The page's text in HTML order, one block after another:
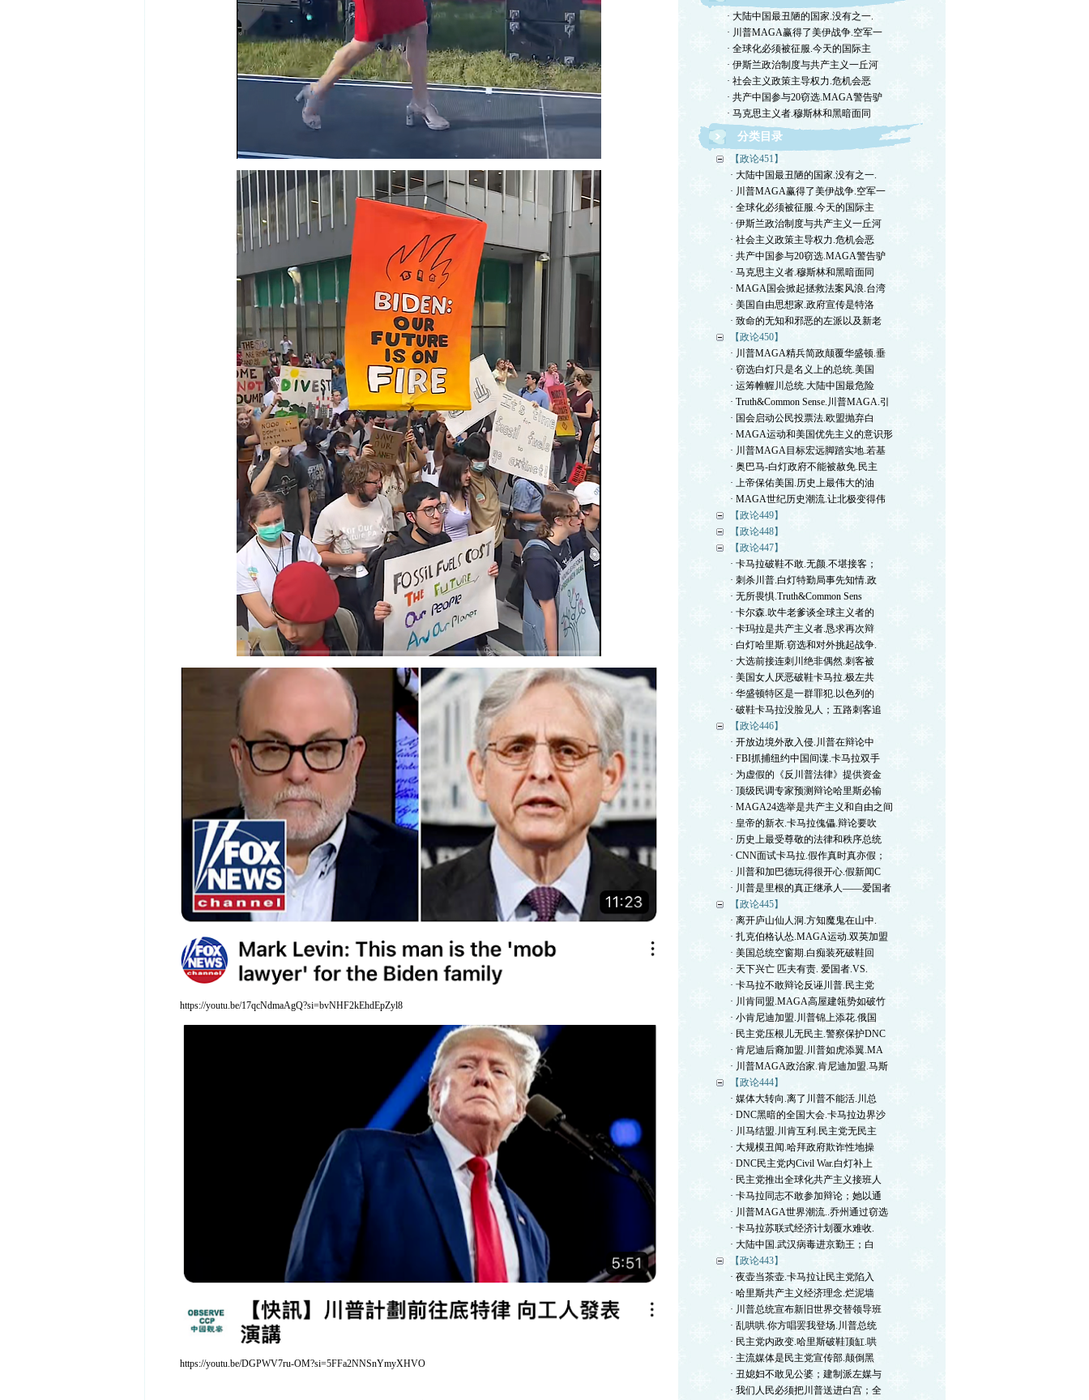
https://youtu.be/17qcNdmaAgQ?si=bvNHF2kEhdEpZyl8
https://youtu.be/DGPWV7ru-OM?si=5FFa2NNSnYmyXHVO
· 大陆中国最丑陋的国家.没有之一.
· 川普MAGA赢得了美伊战争.空军一
· 全球化必须被征服.今天的国际主
· 伊斯兰政治制度与共产主义一丘河
· 社会主义政策主导权力.危机会恶
· 共产中国参与20窃选.MAGA警告驴
· 马克思主义者.穆斯林和黑暗面同
分类目录
【政论451】
· 大陆中国最丑陋的国家.没有之一.
· 川普MAGA赢得了美伊战争.空军一
· 全球化必须被征服.今天的国际主
· 伊斯兰政治制度与共产主义一丘河
· 社会主义政策主导权力.危机会恶
· 共产中国参与20窃选.MAGA警告驴
· 马克思主义者.穆斯林和黑暗面同
· MAGA国会掀起拯救法案风浪.台湾
· 美国自由思想家.政府宣传是特洛
· 致命的无知和邪恶的左派以及新老
【政论450】
· 川普MAGA精兵简政颠覆华盛顿.垂
· 窃选白灯只是名义上的总统.美国
· 运筹帷幄川总统.大陆中国最危险
· Truth&Common Sense.川普MAGA.引
· 国会启动公民投票法.欧盟抛弃白
· MAGA运动和美国优先主义的意识形
· 川普MAGA目标宏远脚踏实地.若基
· 奥巴马-白灯政府不能被赦免.民主
· 上帝保佑美国.历史上最伟大的油
· MAGA世纪历史潮流.让北极变得伟
【政论449】
【政论448】
【政论447】
· 卡马拉破鞋不敢.无颜.不堪接客；
· 刺杀川普.白灯特勤局事先知情.政
· 无所畏惧.Truth&Common Sens
· 卡尔森.吹牛老爹谈全球主义者的
· 卡玛拉是共产主义者.恳求再次辩
· 白灯哈里斯.窃选和对外挑起战争.
· 大选前接连刺川绝非偶然.刺客被
· 美国女人厌恶破鞋卡马拉.极左共
· 华盛顿特区是一群罪犯.以色列的
· 破鞋卡马拉没脸见人；五路刺客追
【政论446】
· 开放边境外敌入侵.川普在辩论中
· FBI抓捕纽约中国间谍.卡马拉双手
· 为虚假的《反川普法律》提供资金
· 顶级民调专家预测辩论哈里斯必输
· MAGA24选举是共产主义和自由之间
· 皇帝的新衣.卡马拉傀儡.辩论要吹
· 历史上最受尊敬的法律和秩序总统
· CNN面试卡马拉.假作真时真亦假；
· 川普和加巴德玩得很开心.假新闻C
· 川普是里根的真正继承人——爱国者
【政论445】
· 离开庐山仙人洞.方知魔鬼在山中.
· 扎克伯格认怂.MAGA运动.双英加盟
· 美国总统空窗期.白痴装死破鞋回
· 天下兴亡 匹夫有责. 爱国者.VS.
· 卡马拉不敢辩论反诬川普.民主党
· 川肯同盟.MAGA高屋建瓴势如破竹
· 小肯尼迪加盟.川普锦上添花.俄国
· 民主党压根儿无民主.警察保护DNC
· 肯尼迪后裔加盟.川普如虎添翼.MA
· 川普MAGA政治家.肯尼迪加盟.马斯
【政论444】
· 媒体大转向.离了川普不能活.川总
· DNC黑暗的全国大会.卡马拉边界沙
· 川马结盟.川肯互利.民主党无民主
· 大规模丑闻.哈拜政府欺诈性地操
· DNC民主党内Civil War.白灯补上
· 民主党推出全球化共产主义接班人
· 卡马拉同志不敢参加辩论；她以通
· 川普MAGA世界潮流..乔州通过窃选
· 卡马拉苏联式经济计划覆水难收.
· 大陆中国.武汉病毒进京勤王；白
【政论443】
· 夜壶当茶壶.卡马拉让民主党陷入
· 哈里斯共产主义经济理念.烂泥墙
· 川普总统宣布新旧世界交替领导班
· 乱哄哄.你方唱罢我登场.川普总统
· 民主党内政变.哈里斯破鞋顶缸.哄
· 主流媒体是民主党宣传部.颠倒黑
· 丑媳妇不敢见公婆；建制派左媒与
· 我们人民必须把川普送进白宫；全